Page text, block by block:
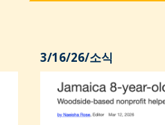
3/16/26/소식